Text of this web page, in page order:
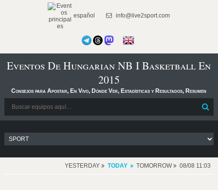
español info@live2sport.com
Eventos De Hungarian NB I Basketball En
2015
Consejos para Apostar, En Vivo, Dónde Ver, Estadísticas y Resultados, Resumen
YESTERDAY TODAY TOMORROW 08/08 11:03